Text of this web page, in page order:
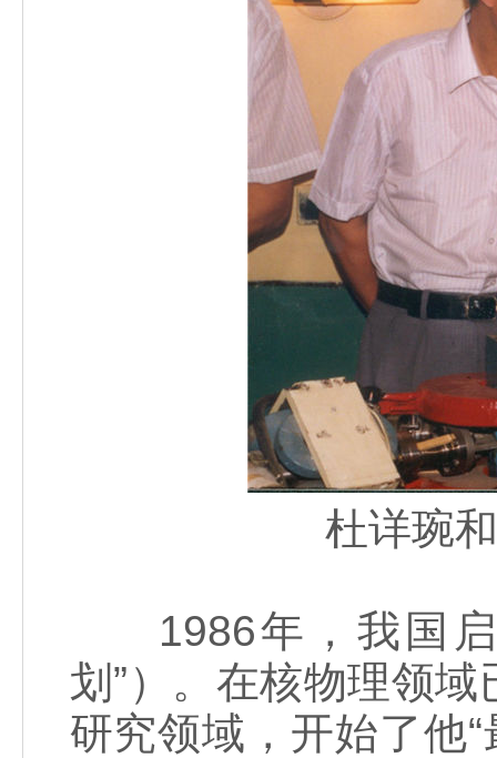
杜详琬
1986年，我国启
划”）。在核物理领
研究领域，开始了他